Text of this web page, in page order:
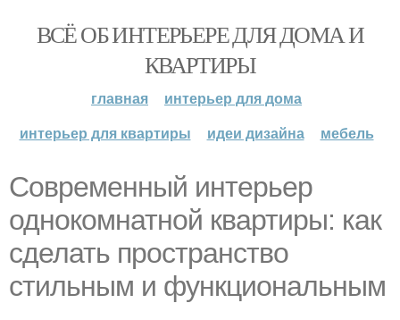
ВСЁ ОБ ИНТЕРЬЕРЕ ДЛЯ ДОМА И
КВАРТИРЫ
главная
интерьер для дома
интерьер для квартиры
идеи дизайна мебель
Современный интерьер
однокомнатной квартиры: как
сделать пространство
стильным и функциональным